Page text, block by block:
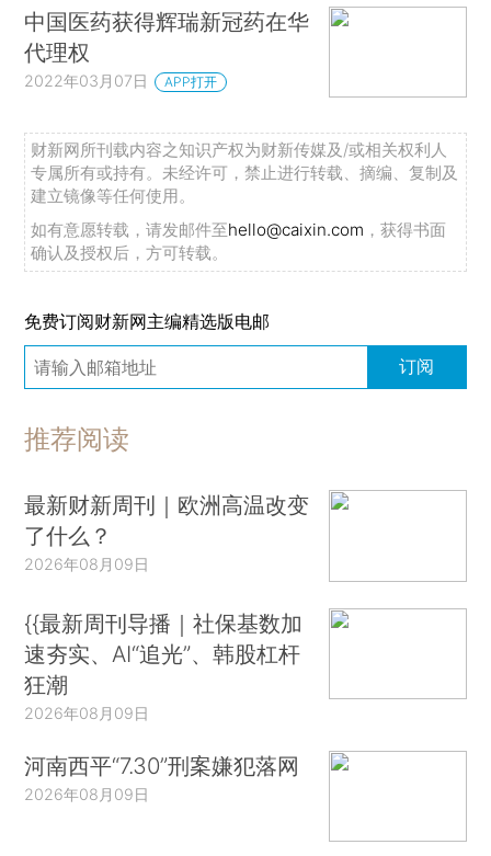
中国医药获得辉瑞新冠药在华
代理权
2022年03月07日 APP打开
财新网所刊载内容之知识产权为财新传媒及/或相关权利人
专属所有或持有。未经许可，禁止进行转载、摘编、复制及
建立镜像等任何使用。
如有意愿转载，请发邮件至hello@caixin.com ，获得书面
确认及授权后，方可转载。
免费订阅财新网主编精选版电邮
订阅
推荐阅读
最新财新周刊｜欧洲高温改变
了什么？
2026年08月09日
{{最新周刊导播｜社保基数加
速夯实、AI“追光”、韩股杠杆
狂潮
2026年08月09日
河南西平“7.30”刑案嫌犯落网
2026年08月09日